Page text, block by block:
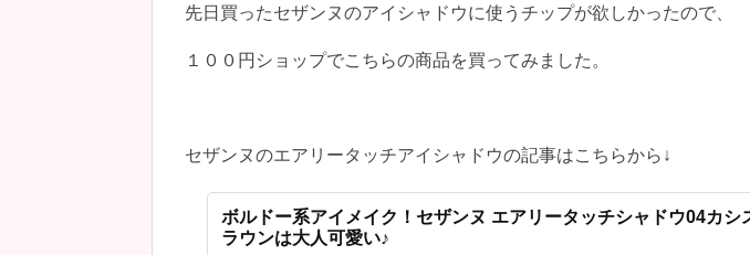
先日買ったセザンヌのアイシャドウに使うチップが欲しかったので、
１００円ショップでこちらの商品を買ってみました。
セザンヌのエアリータッチアイシャドウの記事はこちらから↓
ボルドー系アイメイク！セザンヌ エアリータッチシャドウ04カシ
ラウンは大人可愛い♪